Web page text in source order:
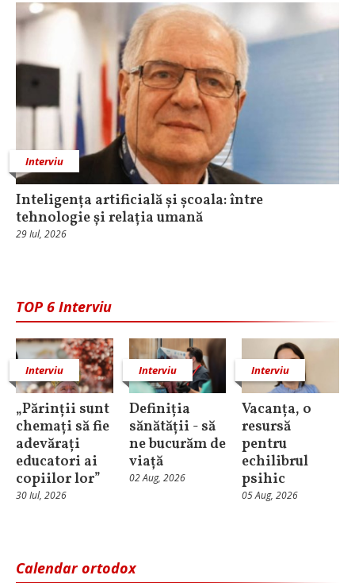
Interviu
Inteligența artificială și școala: între
tehnologie și relația umană
29 Iul, 2026
TOP 6 Interviu
Interviu
„Părinții sunt
chemați să fie
adevărați
educatori ai
copiilor lor”
30 Iul, 2026
Interviu
Definiția
sănătății - să
ne bucurăm de
viață
02 Aug, 2026
Interviu
Vacanța, o
resursă
pentru
echilibrul
psihic
05 Aug, 2026
Calendar ortodox